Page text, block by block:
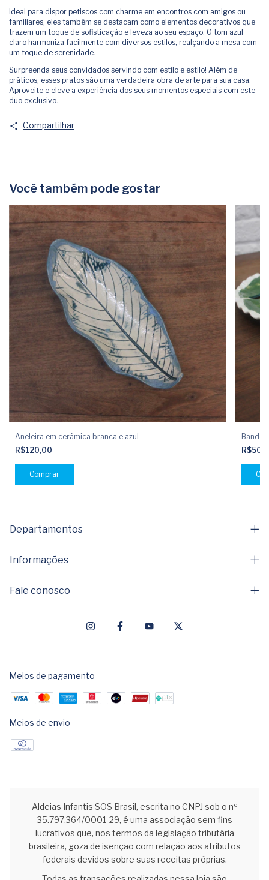
Ideal para dispor petiscos com charme em encontros com amigos ou
familiares, eles também se destacam como elementos decorativos que
trazem um toque de sofisticação e leveza ao seu espaço. O tom azul
claro harmoniza facilmente com diversos estilos, realçando a mesa com
um toque de serenidade.
Surpreenda seus convidados servindo com estilo e estilo! Além de
práticos, esses pratos são uma verdadeira obra de arte para sua casa.
Aproveite e eleve a experiência dos seus momentos especiais com este
duo exclusivo.
Compartilhar
Você também pode gostar
Aneleira em cerâmica branca e azul
R$120,00
Comprar
Departamentos
Informações
Fale conosco
Meios de pagamento
Meios de envio
Aldeias Infantis SOS Brasil, escrita no CNPJ sob o nº
35.797.364/0001-29, é uma associação sem fins
lucrativos que, nos termos da legislação tributária
brasileira, goza de isenção com relação aos atributos
federais devidos sobre suas receitas próprias.